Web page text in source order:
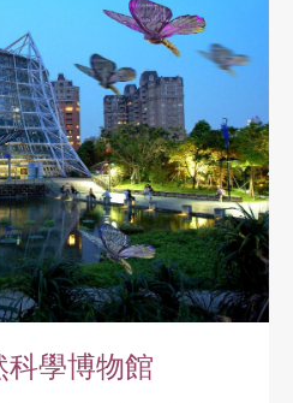
科學博物館